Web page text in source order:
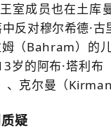
室成员也在土
反对穆尔希德·
（Bahram）的
的阿布·塔利布
、克尔曼（
疑